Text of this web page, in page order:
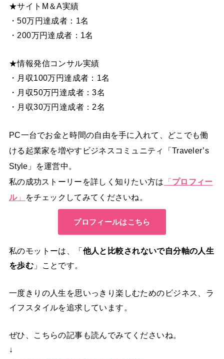
★サイトM＆A実績
・50万円達成者：1名
・200万円達成者：1名
★情報発信コンサル実績
・月収100万円達成者：1名
・月収50万円達成者：3名
・月収30万円達成者：2名
PC一台でお金と時間の自由を手に入れて、どこでも働
ける起業家を増やすビジネスコミュニティ「Traveler’s
Style」を運営中。
私の成功ストーリーを詳しく知りたい方は 「プロフィー
ル」 をチェックしてみてくださいね。
プロフィールはこちら
私のモットーは、「他人と比較されないで自分軸の人生
を歩む 」ことです。
一度きりの人生を思いっきり楽しむためのビジネス、ラ
イフスタイルを追求しています。
ぜひ、こちらの記事も読んでみてくださいね。
↓